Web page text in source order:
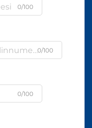
0/100
0/100
0/100